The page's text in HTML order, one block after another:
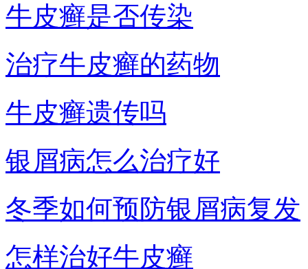
牛皮癣是否传染
治疗牛皮癣的药物
牛皮癣遗传吗
银屑病怎么治疗好
冬季如何预防银屑病复发
怎样治好牛皮癣